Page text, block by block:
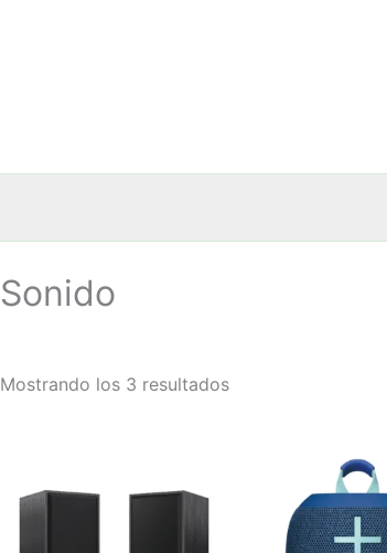
Sonido
Mostrando los 3 resultados